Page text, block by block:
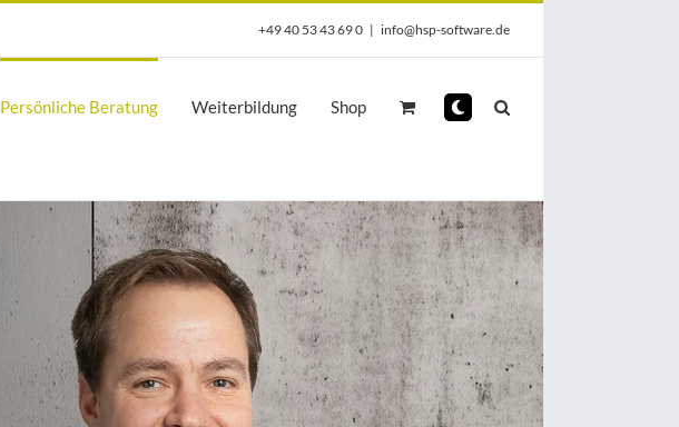
+49 40 53 43 69 0 | info@hsp-software.de
Persönliche Beratung Weiterbildung Shop